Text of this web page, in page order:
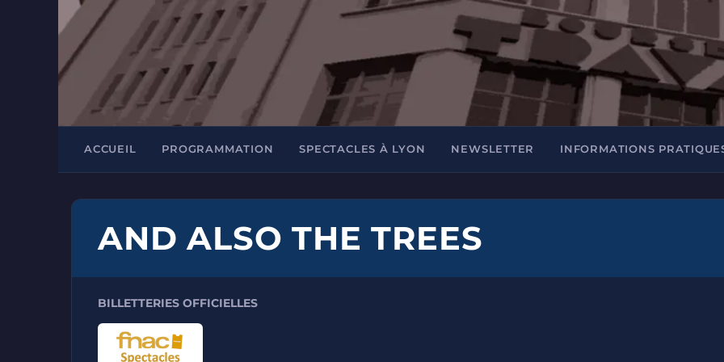
ACCUEIL PROGRAMMATION SPECTACLES À LYON NEWSLETTER INFORMATIONS
AND ALSO THE TREES
BILLETTERIES OFFICIELLES